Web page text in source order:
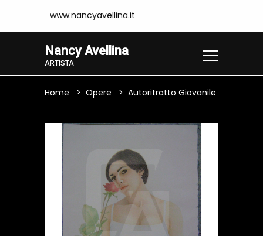
www.nancyavellina.it
Nancy Avellina
ARTISTA
Home Opere Autoritratto Giovanile